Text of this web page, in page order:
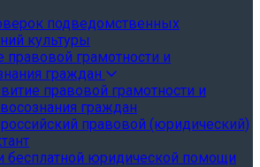
подведомственных
культуры
правовой грамотности и
граждан
правовой грамотности и
граждан
правовой (юридический)
бесплатной юридической помощи